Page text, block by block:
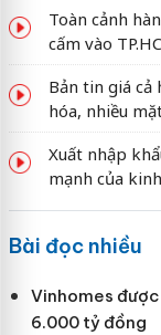
Toàn cảnh
cấm vào
Bản tin giá cả
hóa, nhiều
Xuất nhập
mạnh của
Bài đọc nhiều
Vinhomes
6.000 tỷ đồng